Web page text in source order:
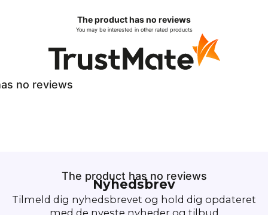
The product has no reviews
You may be interested in other rated products
no reviews
The product has no reviews
Nyhedsbrev
Tilmeld dig nyhedsbrevet og hold dig opdateret